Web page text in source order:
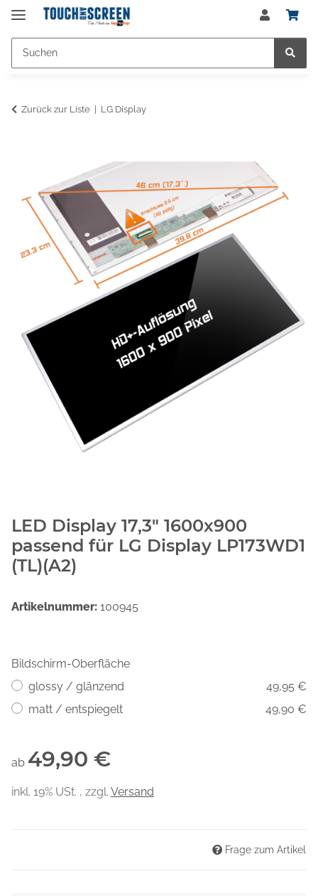
Zurück zur Liste LG Display
LED Display 17,3" 1600x900
passend für LG Display LP173WD1
(TL)(A2)
Artikelnummer: 100945
Bildschirm-Oberfläche
glossy / glänzend
49,95 €
matt / entspiegelt
49,90 €
ab 49,90 €
inkl. 19% USt. , zzgl. Versand
Frage zum Artikel